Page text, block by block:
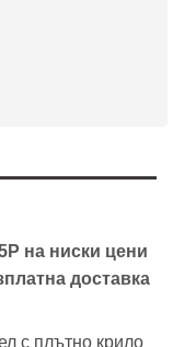
на ниски цени
доставка
с плътно крило